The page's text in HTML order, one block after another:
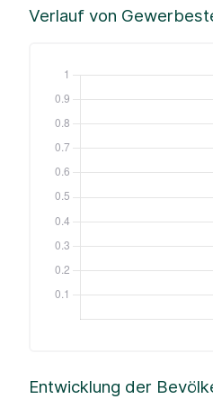
Verlauf von
Entwicklung der